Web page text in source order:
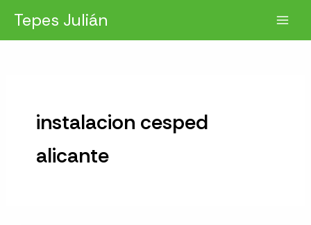
contenido
Tepes Julián
instalacion cesped
alicante